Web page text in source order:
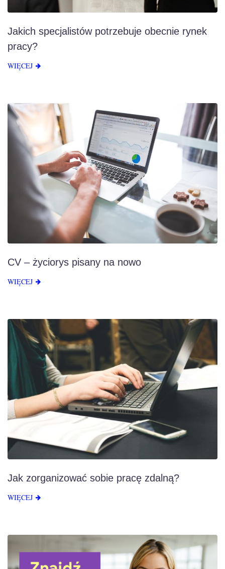
Jakich specjalistów potrzebuje obecnie rynek
pracy?
WIĘCEJ
CV – życiorys pisany na nowo
WIĘCEJ
Jak zorganizować sobie pracę zdalną?
WIĘCEJ